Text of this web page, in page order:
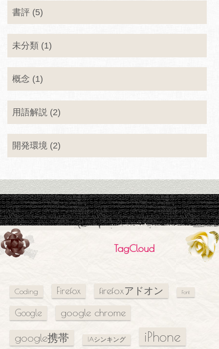
書評 (5)
未分類 (1)
概念 (1)
用語解説 (2)
開発環境 (2)
TagCloud
Coding Firefox firefoxアドオン Font
Google google chrome
google携帯 IAシンキング
iPhone